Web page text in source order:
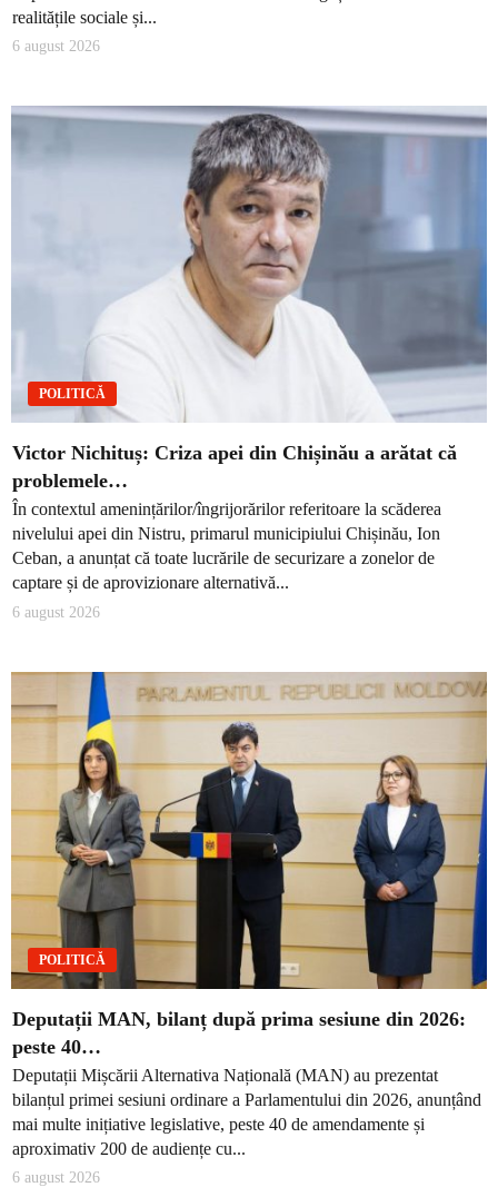
realitățile sociale și...
6 august 2026
POLITICĂ
Victor Nichituș: Criza apei din Chișinău a arătat că
problemele…
În contextul amenințărilor/îngrijorărilor referitoare la scăderea
nivelului apei din Nistru, primarul municipiului Chișinău, Ion
Ceban, a anunțat că toate lucrările de securizare a zonelor de
captare și de aprovizionare alternativă...
6 august 2026
POLITICĂ
Deputații MAN, bilanț după prima sesiune din 2026:
peste 40…
Deputații Mișcării Alternativa Națională (MAN) au prezentat
bilanțul primei sesiuni ordinare a Parlamentului din 2026, anunțând
mai multe inițiative legislative, peste 40 de amendamente și
aproximativ 200 de audiențe cu...
6 august 2026